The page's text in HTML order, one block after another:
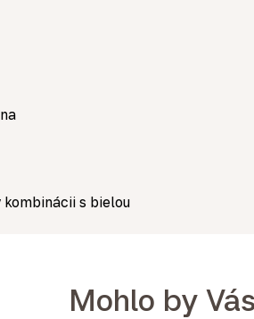
kombinácii s bielou
Mohlo by